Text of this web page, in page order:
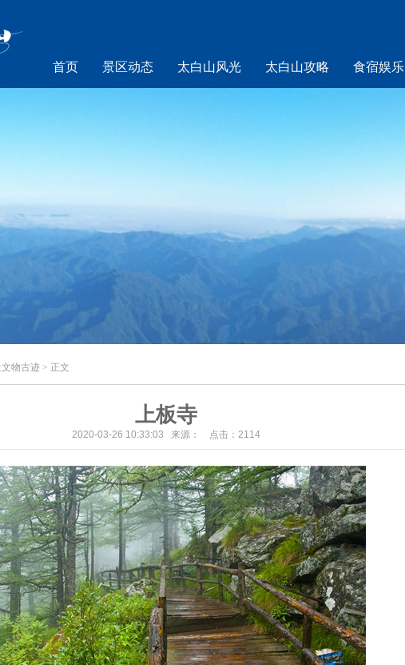
首页 景区动态 太白山风光 太白山攻略 食宿娱乐
物古迹 > 正文
上板寺
2020-03-26 10:33:03 来源： 点击： 2114